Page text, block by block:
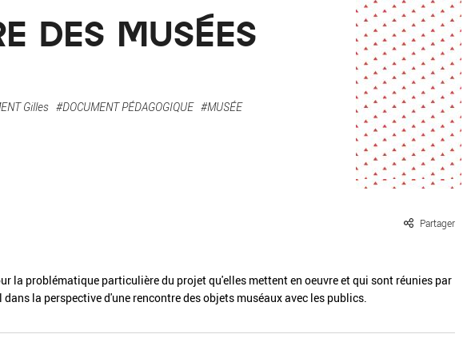
La pierre
La terre
DES MUSÉES
Gilles #DOCUMENT PÉDAGOGIQUE #MUSÉE
Partager
la problématique particulière du projet qu'elles mettent en oeuvre et qui sont réunies par
la perspective d'une rencontre des objets muséaux avec les publics.